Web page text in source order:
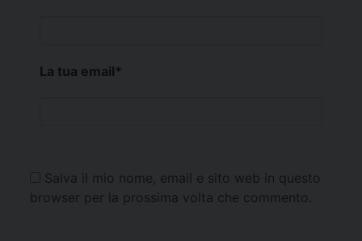
La tua email*
Salva il mio nome, email e sito web in questo
browser per la prossima volta che commento.